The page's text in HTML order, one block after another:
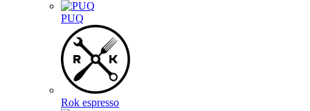
PUQ
Rok espresso